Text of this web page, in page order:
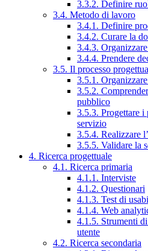
3.3.2. Definire
3.4. Metodo di lavoro
3.4.1. Definire
3.4.2. Curare la
3.4.3.
3.4.4. Prendere
3.5. Il processo
3.5.1.
3.5.2.
pubblico
3.5.3. Progettare i
servizio
3.5.4. Realizzare
3.5.5. Validare la
4. Ricerca progettuale
4.1. Ricerca primaria
4.1.1. Interviste
4.1.2. Questionari
4.1.3. Test di
4.1.4. Web
4.1.5. Strumenti di
utente
4.2. Ricerca secondaria